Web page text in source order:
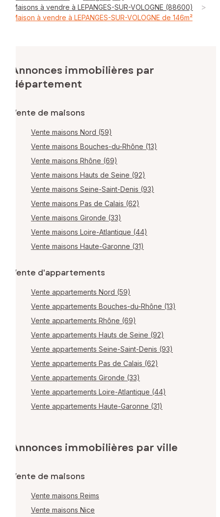
Maisons à vendre à LEPANGES-SUR-VOLOGNE (88600) >
Maison à vendre à LEPANGES-SUR-VOLOGNE de 146m²
Annonces immobilières par
département
Vente de maisons
Vente maisons Nord (59)
Vente maisons Bouches-du-Rhône (13)
Vente maisons Rhône (69)
Vente maisons Hauts de Seine (92)
Vente maisons Seine-Saint-Denis (93)
Vente maisons Pas de Calais (62)
Vente maisons Gironde (33)
Vente maisons Loire-Atlantique (44)
Vente maisons Haute-Garonne (31)
Vente d'appartements
Vente appartements Nord (59)
Vente appartements Bouches-du-Rhône (13)
Vente appartements Rhône (69)
Vente appartements Hauts de Seine (92)
Vente appartements Seine-Saint-Denis (93)
Vente appartements Pas de Calais (62)
Vente appartements Gironde (33)
Vente appartements Loire-Atlantique (44)
Vente appartements Haute-Garonne (31)
Annonces immobilières par ville
Vente de maisons
Vente maisons Reims
Vente maisons Nice